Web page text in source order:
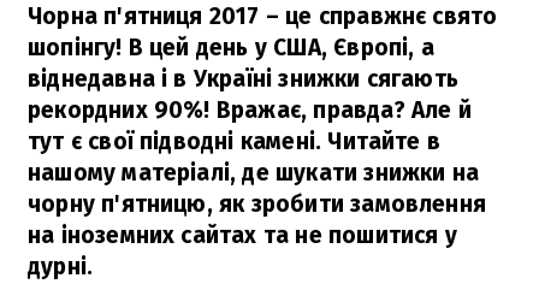
Чорна п'ятниця 2017 – це справжнє свято
шопінгу! В цей день у США, Європі, а
віднедавна і в Україні знижки сягають
рекордних 90%! Вражає, правда? Але й
тут є свої підводні камені. Читайте в
нашому матеріалі, де шукати знижки на
чорну п'ятницю, як зробити замовлення
на іноземних сайтах та не пошитися у
дурні.